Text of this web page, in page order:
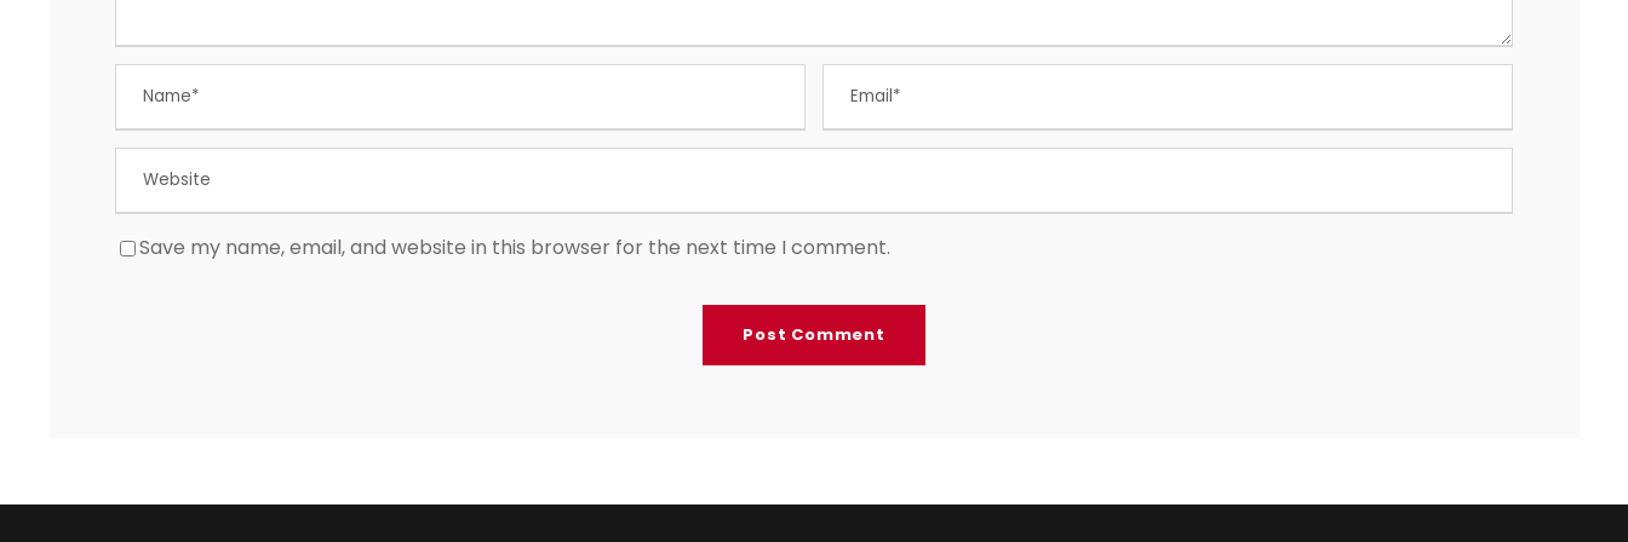
Save my name, email, and website in this browser for the next time I comment.